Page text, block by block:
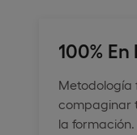
100%
Metodología
compaginar
la formación.